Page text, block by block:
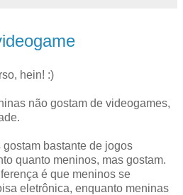
hein! :)
não gostam de videogames,
bastante de jogos
quanto meninos, mas gostam.
é que meninos se
eletrônica, enquanto meninas